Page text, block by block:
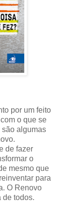
por um feito
o que se
são algumas
de fazer
o
mesmo que
para
O Renovo
de todos.